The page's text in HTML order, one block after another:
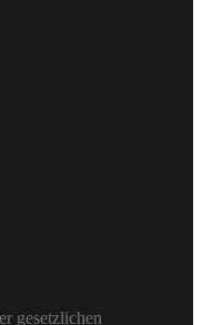
gesetzlichen